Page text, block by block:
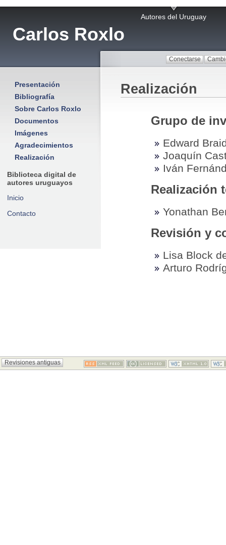
Autores del Uruguay
Carlos Roxlo
Presentación
Bibliografía
Sobre Carlos Roxlo
Documentos
Imágenes
Agradecimientos
Realización
Biblioteca digital de
autores uruguayos
Inicio
Contacto
Realización
Grupo de
Edward
Joaquín
Iván
Realización
Yonathan
Revisión y
Lisa Block
Arturo